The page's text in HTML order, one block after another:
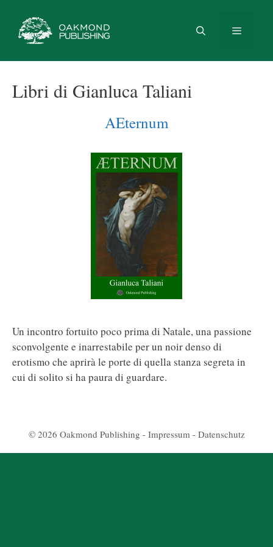
contenuto
Libri di Gianluca Taliani
AEternum
Un incontro fortuito poco prima di Natale, una passione
sconvolgente e inarrestabile per un noir denso di
erotismo che aprirà le porte di quella stanza segreta in
cui di solito si ha paura di guardare.
© 2026 Oakmond Publishing - Impressum- Datenschutz